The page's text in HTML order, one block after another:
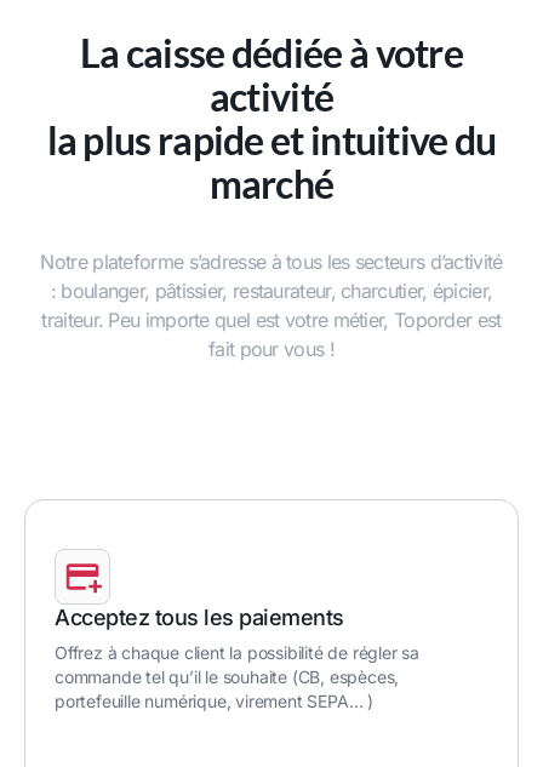
La caisse dédiée à votre
activité
la plus rapide et intuitive du
marché
Notre plateforme s’adresse à tous les secteurs d’activité
: boulanger, pâtissier, restaurateur, charcutier, épicier,
traiteur. Peu importe quel est votre métier, Toporder est
fait pour vous !
Acceptez tous les paiements
Offrez à chaque client la possibilité de régler sa
commande tel qu’il le souhaite (CB, espèces,
portefeuille numérique, virement SEPA… )